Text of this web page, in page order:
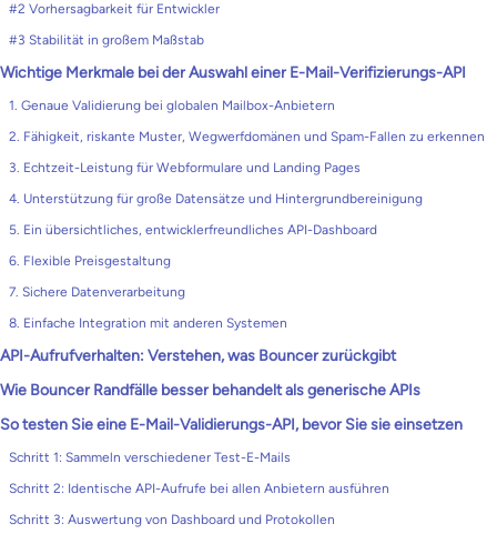
#2 Vorhersagbarkeit für Entwickler
#3 Stabilität in großem Maßstab
Wichtige Merkmale bei der Auswahl einer E-Mail-Verifizierungs-API
1. Genaue Validierung bei globalen Mailbox-Anbietern
2. Fähigkeit, riskante Muster, Wegwerfdomänen und Spam-Fallen zu erkennen
3. Echtzeit-Leistung für Webformulare und Landing Pages
4. Unterstützung für große Datensätze und Hintergrundbereinigung
5. Ein übersichtliches, entwicklerfreundliches API-Dashboard
6. Flexible Preisgestaltung
7. Sichere Datenverarbeitung
8. Einfache Integration mit anderen Systemen
API-Aufrufverhalten: Verstehen, was Bouncer zurückgibt
Wie Bouncer Randfälle besser behandelt als generische APIs
So testen Sie eine E-Mail-Validierungs-API, bevor Sie sie einsetzen
Schritt 1: Sammeln verschiedener Test-E-Mails
Schritt 2: Identische API-Aufrufe bei allen Anbietern ausführen
Schritt 3: Auswertung von Dashboard und Protokollen